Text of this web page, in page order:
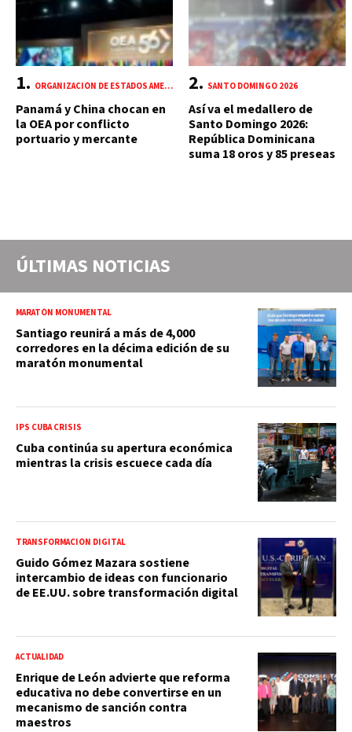
ORGANIZACIÓN DE ESTADOS AMERICANOS (OEA)
Panamá y China chocan en
la OEA por conflicto
portuario y mercante
SANTO DOMINGO 2026
Así va el medallero de
Santo Domingo 2026:
República Dominicana
suma 18 oros y 85 preseas
ÚLTIMAS NOTICIAS
MARATÓN MONUMENTAL
Santiago reunirá a más de 4,000
corredores en la décima edición de su
maratón monumental
IPS CUBA CRISIS
Cuba continúa su apertura económica
mientras la crisis escuece cada día
TRANSFORMACIÓN DIGITAL
Guido Gómez Mazara sostiene
intercambio de ideas con funcionario
de EE.UU. sobre transformación digital
ACTUALIDAD
Enrique de León advierte que reforma
educativa no debe convertirse en un
mecanismo de sanción contra
maestros